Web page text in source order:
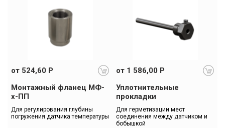
от 524,60 Р
от 1 586,00 Р
Монтажный фланец МФ-
х-ПП
Для регулирования глубины
погружения датчика температуры
Уплотнительные
прокладки
Для герметизации мест
соединения между датчиком и
бобышкой